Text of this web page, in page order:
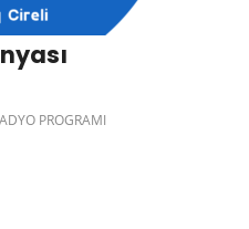
PROGRAMI